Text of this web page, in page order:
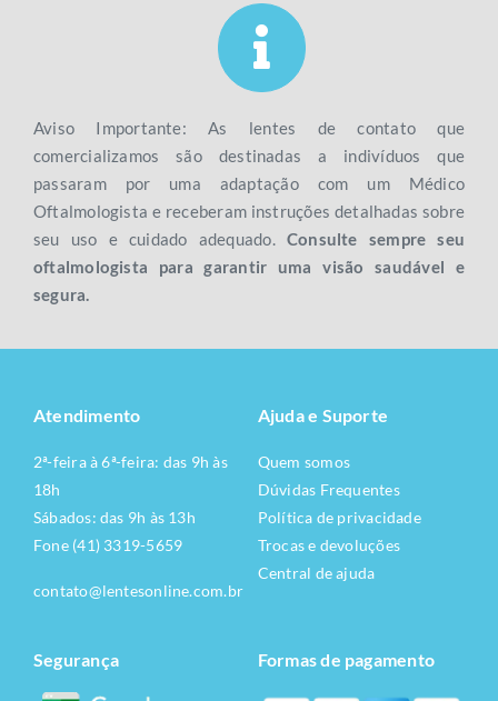
Aviso Importante: As lentes de contato que
comercializamos são destinadas a indivíduos que
passaram por uma adaptação com um Médico
Oftalmologista e receberam instruções detalhadas sobre
seu uso e cuidado adequado. Consulte sempre seu
oftalmologista para garantir uma visão saudável e
segura.
Atendimento
2ª-feira à 6ª-feira: das 9h às
18h
Sábados: das 9h às 13h
Fone (41) 3319-5659
contato@lentesonline.com.br
Ajuda e Suporte
Quem somos
Dúvidas Frequentes
Política de privacidade
Trocas e devoluções
Central de ajuda
Segurança Formas de pagamento